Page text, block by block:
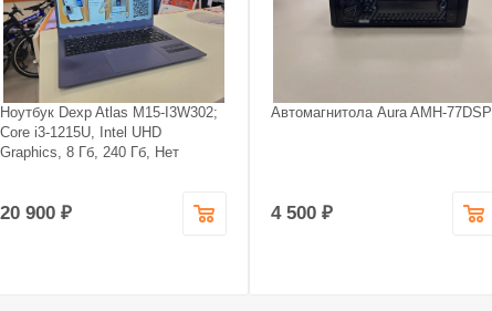
Ноутбук Dexp Atlas M15-I3W302;
Core i3-1215U, Intel UHD
Graphics, 8 Гб, 240 Гб, Нет
20 900 ₽
Автомагнитола Aura AMH-77DSP
4 500 ₽